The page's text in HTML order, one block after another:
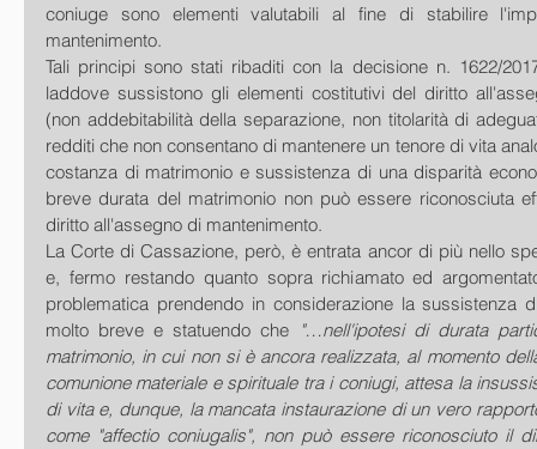
coniuge sono elementi valutabili al fine di stabilire
mantenimento.
Tali principi sono stati ribaditi con la decisione n. 1622/
laddove sussistono gli elementi costitutivi del diritto
(non addebitabilità della separazione, non titolarità di
redditi che non consentano di mantenere un tenore di vita
costanza di matrimonio e sussistenza di una disparità
breve durata del matrimonio non può essere riconosciuta
diritto all'assegno di mantenimento.
La Corte di Cassazione, però, è entrata ancor di più nello
e, fermo restando quanto sopra richiamato ed
problematica prendendo in considerazione la sussistenza
molto breve e statuendo che
"…nell'ipotesi di durata
matrimonio, in cui non si è ancora realizzata, al momento
comunione materiale e spirituale tra i coniugi, attesa la
di vita e, dunque, la mancata instaurazione di un vero
come "affectio coniugalis", non può essere riconosciuto il